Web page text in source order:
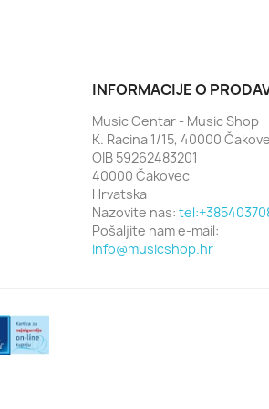
INFORMACIJE O
Music Centar - Music Shop
K. Racina 1/15, 40000
OIB 59262483201
40000 Čakovec
Hrvatska
Nazovite nas:
Pošaljite nam e-mail:
info@musicshop.hr